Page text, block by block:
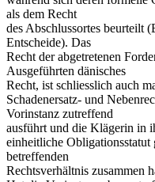
als dem Recht
des Abschlussortes beurteilt
Entscheide). Das
Recht der abgetretenen
Ausgeführten dänisches
Recht, ist schliesslich auch
Schadenersatz- und
Vorinstanz zutreffend
ausführt und die Klägerin in
einheitliche
betreffenden
Rechtsverhältnis zusammen